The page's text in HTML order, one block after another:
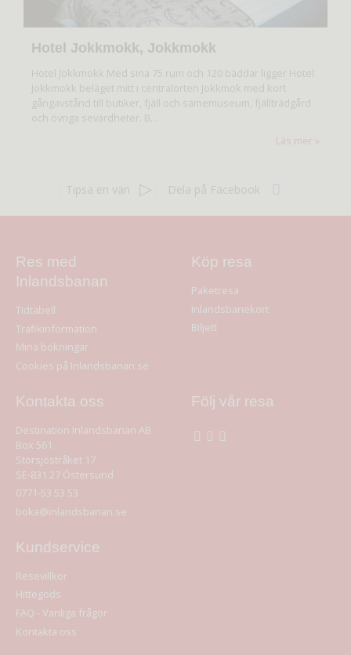
Hotel Jokkmokk, Jokkmokk
Hotel Jokkmokk Med sina 75 rum och 120 bäddar ligger Hotel
Jokkmokk beläget mitt i centralorten Jokkmok med kort
gångavstånd till butiker, fjäll och samemuseum, fjällträdgård
och övriga sevärdheter. B...
Läs mer
Tipsa en vän Dela på Facebook
Res med
Inlandsbanan
Tidtabell
Trafikinformation
Mina bokningar
Cookies på Inlandsbanan.se
Köp resa
Paketresa
Inlandsbanekort
Biljett
Kontakta oss
Destination Inlandsbanan AB
Box 561
Storsjöstråket 17
SE-831 27 Östersund
0771-53 53 53
boka@inlandsbanan.se
Följ vår resa
Kundservice
Resevillkor
Hittegods
FAQ - Vanliga frågor
Kontakta oss